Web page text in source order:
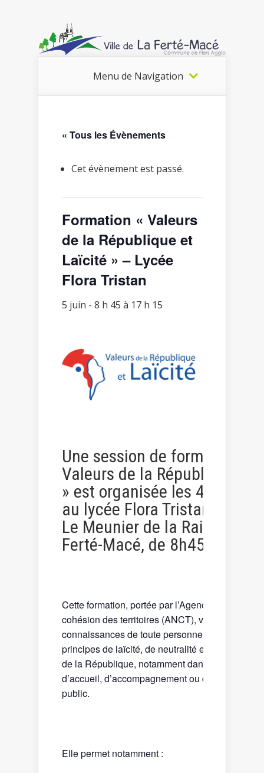
Menu de Navigation
« Tous les Évènements
Cet évènement est passé.
Formation « Valeurs
de la République et
Laïcité » – Lycée
Flora Tristan
5 juin - 8 h 45 à 17 h 15
Une session de formation «
Valeurs de la République et
» est organisée les 4 et 5
au lycée Flora Tristan, 7/9
Le Meunier de la Raillère à
Ferté-Macé, de 8h45 à
Cette formation, portée par l’Agence nationale
cohésion des territoires (ANCT), vise à
connaissances de toute personne intéressée
principes de laïcité, de neutralité et de respect
de la République, notamment dans les
d’accueil, d’accompagnement ou de contact
public.
Elle permet notamment :